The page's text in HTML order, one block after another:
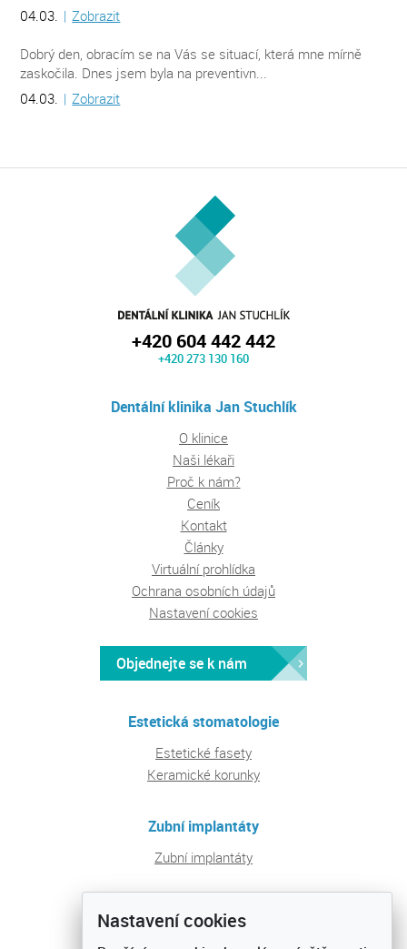
04.03. | Zobrazit
Dobrý den, obracím se na Vás se situací, která mne mírně
zaskočila. Dnes jsem byla na preventivn...
04.03. | Zobrazit
+420 604 442 442
+420 273 130 160
Dentální klinika Jan Stuchlík
O klinice
Naši lékaři
Proč k nám?
Ceník
Kontakt
Články
Virtuální prohlídka
Ochrana osobních údajů
Nastavení cookies
Objednejte se k nám
Estetická stomatologie
Estetické fasety
Keramické korunky
Zubní implantáty
Zubní implantáty
Pravidelná péče a prevence
Nastavení cookies